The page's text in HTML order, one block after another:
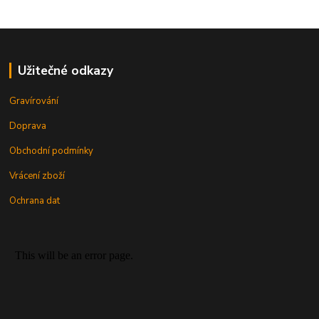
Užitečné odkazy
Gravírování
Doprava
Obchodní podmínky
Vrácení zboží
Ochrana dat